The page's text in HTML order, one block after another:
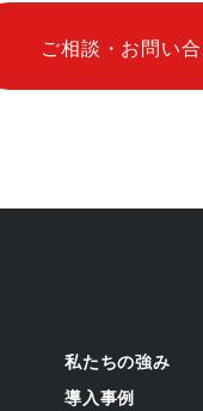
ご相談・お問い
私たちの強み
導入事例